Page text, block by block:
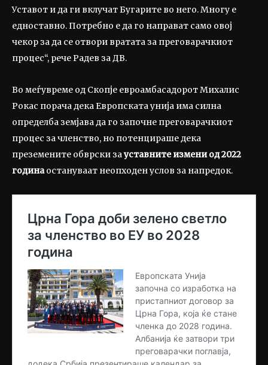
Уставот и да ги вклучат Бугарите во него. Многу е
едноставно. Потребно е да го направат само овој
чекор за да се отвори вратата за преговарачкиот
процес“, рече Радев за ДВ.
Во меѓувреме од Скопје евроамбасадорот Михалис
Рокас порача дека Европската унија има силна
определба земјава да го започне преговарачкиот
процес за членство, но потенцираше дека
преземените обврски зауставните измени од 2022
годинаостануваат неопходен услов за напредок.